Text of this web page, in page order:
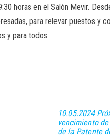
horas en el Salón Mevir.
para relevar puestos y
y para todos.
10.05.2024
vencimiento
de la Patente